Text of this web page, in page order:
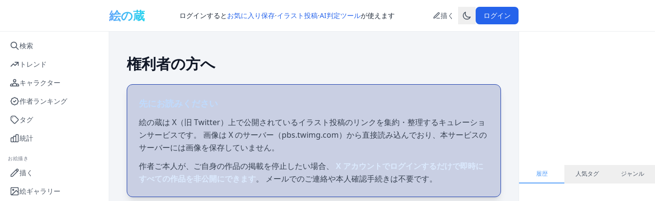
検索
トレンド
キャラクター
作者ランキング
タグ
統計
お絵描き
描く
絵ギャラリー
絵の蔵 ログインすると お気に入り保存·イラスト投稿·AI判定ツールが使えます 描く ログイン
権利者の方へ
先にお読みください
絵の蔵は X（旧 Twitter）上で公開されているイラスト投稿のリンクを集約・整理するキュレーショ
ンサービスです。 画像は X のサーバー（pbs.twimg.com）から直接読み込んでおり、本サービスの
サーバーには画像を保存していません。
作者ご本人が、ご自身の作品の掲載を停止したい場合、 X アカウントでログインするだけで即時に
すべての作品を非公開にできます。 メールでのご連絡や本人確認手続きは不要です。 履歴 人気タグ ジャンル